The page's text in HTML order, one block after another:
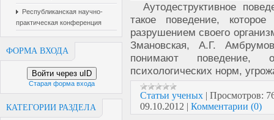
Республиканская научно-
практическая конференция
ФОРМА ВХОДА
Войти через uID
Старая форма входа
КАТЕГОРИИ РАЗДЕЛА
Аутодеструктивное
такое поведение,
разрушением своего
Змановская, А.Г.
понимают поведение,
психологических норм,
Статьи ученых | Просмотров:
09.10.2012 | Комментарии (0)